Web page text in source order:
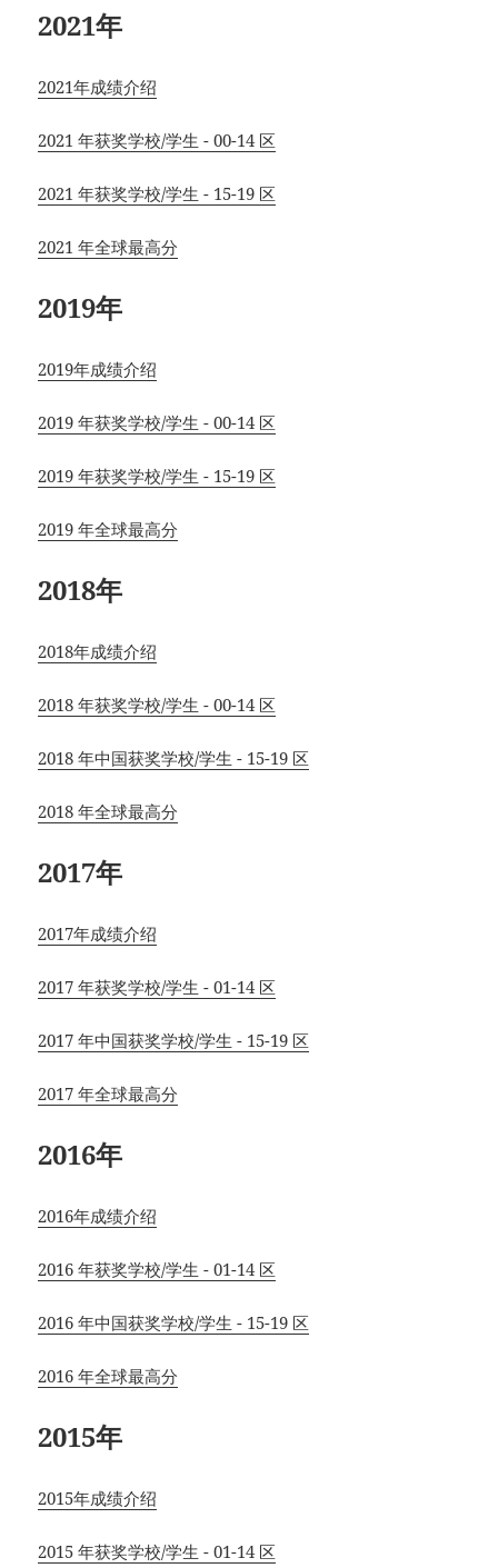
2021年
2021年成绩介绍
2021 年获奖学校/学生 - 00-14 区
2021 年获奖学校/学生 - 15-19 区
2021 年全球最高分
2019年
2019年成绩介绍
2019 年获奖学校/学生 - 00-14 区
2019 年获奖学校/学生 - 15-19 区
2019 年全球最高分
2018年
2018年成绩介绍
2018 年获奖学校/学生 - 00-14 区
2018 年中国获奖学校/学生 - 15-19 区
2018 年全球最高分
2017年
2017年成绩介绍
2017 年获奖学校/学生 - 01-14 区
2017 年中国获奖学校/学生 - 15-19 区
2017 年全球最高分
2016年
2016年成绩介绍
2016 年获奖学校/学生 - 01-14 区
2016 年中国获奖学校/学生 - 15-19 区
2016 年全球最高分
2015年
2015年成绩介绍
2015 年获奖学校/学生 - 01-14 区